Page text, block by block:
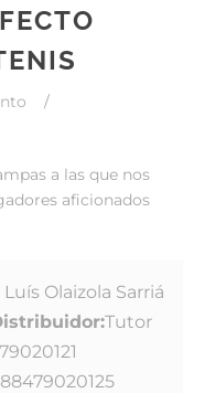
/
a las que nos
aficionados
Olaizola Sarriá
Tutor